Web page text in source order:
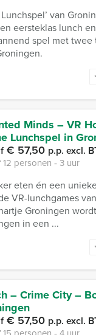
van
eersteklas lunch
spel met twee
Minds – VR
Lunchspel in
€ 57,50 p.p. excl.
12 personen ‐ 3 uur
eten én een
VR-lunchgames
Groningen
in een ...
– Crime City –
€ 57,50 p.p. excl.